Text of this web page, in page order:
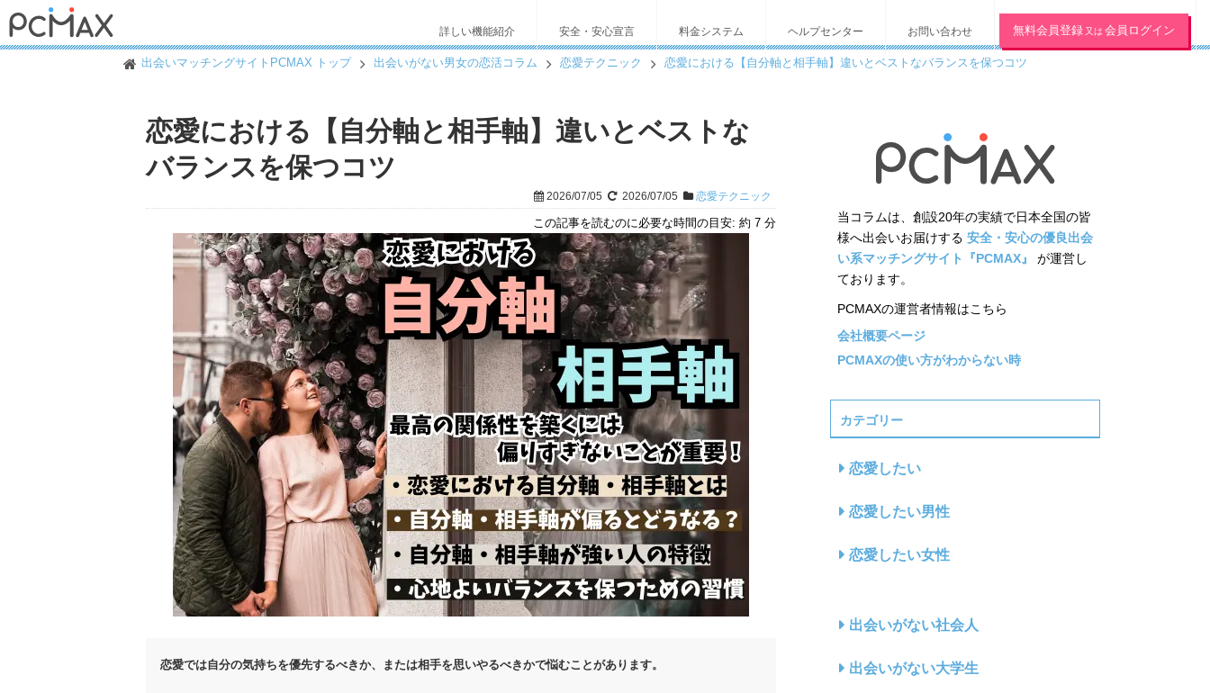
詳しい機能紹介 安全・安心宣言 料金システム ヘルプセンター お問い合わせ 無料会員登録 又は 会員ログイン
出会いマッチングサイトPCMAX トップ 出会いがない男女の恋活コラム 恋愛テクニック 恋愛における【自分軸と相手軸】違いとベストなバランスを保つコツ
恋愛における【自分軸と相手軸】違いとベストな
バランスを保つコツ
2026/07/05 2026/07/05 恋愛テクニック
この記事を読むのに必要な時間の目安: 約 7 分
恋愛では自分の気持ちを優先するべきか、または相手を思いやるべきかで悩むことがあります。
当コラムは、創設20年の実績で日本全国の皆
様へ出会いお届けする 安全・安心の優良出会
い系マッチングサイト『PCMAX』
が運営し
ております。
PCMAXの運営者情報はこちら
会社概要ページ
PCMAXの使い方がわからない時
カテゴリー
恋愛したい
恋愛したい男性
恋愛したい女性
出会いがない社会人
出会いがない大学生